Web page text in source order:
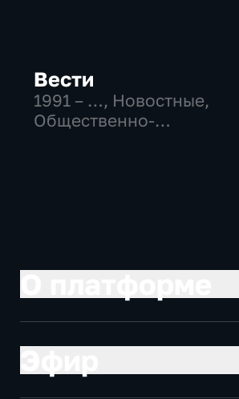
Вести
1991 – …, Новостные,
Общественно-